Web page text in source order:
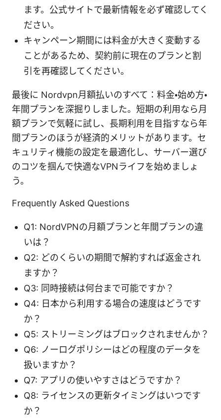
ます。公式サイトで最新情報を必ず確認してく
ださい。
キャンペーン期間には料金が大きく変動する
ことがあるため、契約前に現在のプランと割
引を再確認してください。
最後に Nordvpn月額払いのすべて：料金・始め方・
年間プランを深掘りしました。短期の利用なら月
額プランで気軽に試し、長期利用を目指すなら年
間プランのほうが経済的メリットがあります。セ
キュリティ機能の設定を最適化し、サーバー選び
のコツを掴んで快適なVPNライフを始めましょ
う。
Frequently Asked Questions
Q1: NordVPNの月額プランと年間プランの違
いは？
Q2: どのくらいの期間で解約すれば返金され
ますか？
Q3: 同時接続は何台まで可能ですか？
Q4: 日本から利用する場合の速度はどうです
か？
Q5: ストリーミングはブロックされませんか？
Q6: ノーログポリシーはどの程度のデータを
扱いますか？
Q7: アプリの使いやすさはどうですか？
Q8: ライセンスの更新タイミングはいつです
か？